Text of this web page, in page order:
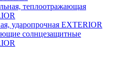
теплоотражающая
ударопрочная EXTERIOR
солнцезащитные